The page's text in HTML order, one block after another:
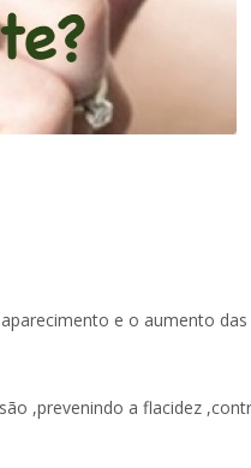
e o aumento das
,prevenindo a flacidez